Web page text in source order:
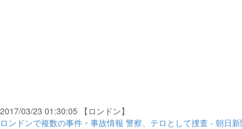
2017/03/23 01:30:05 【ロンドン】
ロンドンで複数の事件・事故情報 警察、テロとして捜査 - 朝日